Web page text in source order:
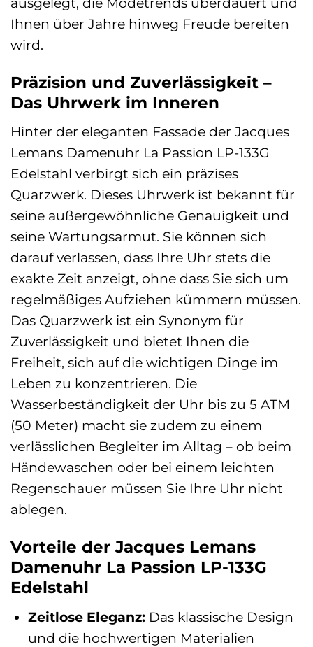
Ihnen über Jahre hinweg Freude bereiten
wird.
Präzision und Zuverlässigkeit –
Das Uhrwerk im Inneren
Hinter der eleganten Fassade der Jacques
Lemans Damenuhr La Passion LP-133G
Edelstahl verbirgt sich ein präzises
Quarzwerk. Dieses Uhrwerk ist bekannt für
seine außergewöhnliche Genauigkeit und
seine Wartungsarmut. Sie können sich
darauf verlassen, dass Ihre Uhr stets die
exakte Zeit anzeigt, ohne dass Sie sich um
regelmäßiges Aufziehen kümmern müssen.
Das Quarzwerk ist ein Synonym für
Zuverlässigkeit und bietet Ihnen die
Freiheit, sich auf die wichtigen Dinge im
Leben zu konzentrieren. Die
Wasserbeständigkeit der Uhr bis zu 5 ATM
(50 Meter) macht sie zudem zu einem
verlässlichen Begleiter im Alltag – ob beim
Händewaschen oder bei einem leichten
Regenschauer müssen Sie Ihre Uhr nicht
ablegen.
Vorteile der Jacques Lemans
Damenuhr La Passion LP-133G
Edelstahl
Zeitlose Eleganz:Das klassische Design
und die hochwertigen Materialien